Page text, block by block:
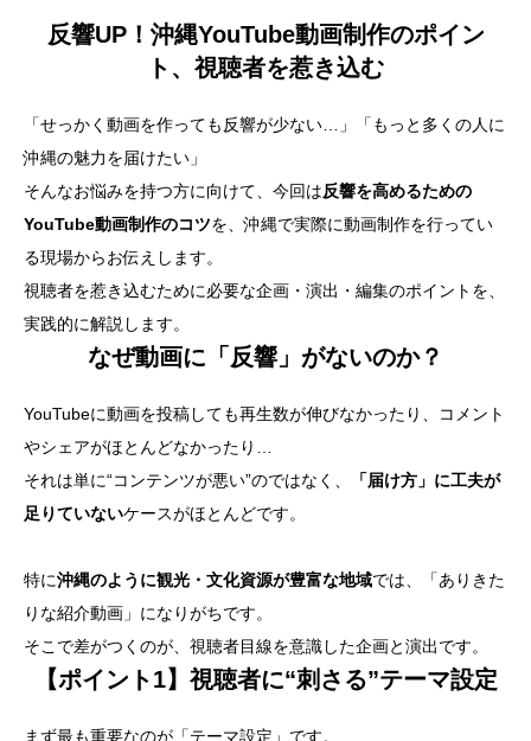
反響UP！沖縄YouTube動画制作のポイン
ト、視聴者を惹き込む
「せっかく動画を作っても反響が少ない…」「もっと多くの人に
沖縄の魅力を届けたい」
そんなお悩みを持つ方に向けて、今回は反響を高めるための
YouTube動画制作のコツを、沖縄で実際に動画制作を行ってい
る現場からお伝えします。
視聴者を惹き込むために必要な企画・演出・編集のポイントを、
実践的に解説します。
なぜ動画に「反響」がないのか？
YouTubeに動画を投稿しても再生数が伸びなかったり、コメント
やシェアがほとんどなかったり…
それは単に“コンテンツが悪い”のではなく、
「届け方」に工夫が
足りていないケースがほとんどです。
特に沖縄のように観光・文化資源が豊富な地域では、「ありきた
りな紹介動画」になりがちです。
そこで差がつくのが、視聴者目線を意識した企画と演出です。
【ポイント1】視聴者に“刺さる”テーマ設定
まず最も重要なのが「テーマ設定」です。